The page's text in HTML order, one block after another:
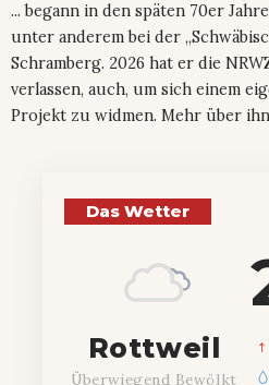
... begann in den späten 70er
unter anderem bei der
Schramberg. 2026 hat er die
verlassen, auch, um sich einem
Projekt zu widmen. Mehr über ihn
Das Wetter
Rottweil
Überwiegend Bewölkt